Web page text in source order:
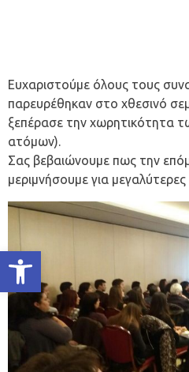
Ανοίξτε τη γραμμή εργαλείων
Ευχαριστούμε όλους τους
παρευρέθηκαν στο χθεσινό
ξεπέρασε την χωρητικότητα
ατόμων).
Σας βεβαιώνουμε πως την
μεριμνήσουμε για μεγαλύτερες